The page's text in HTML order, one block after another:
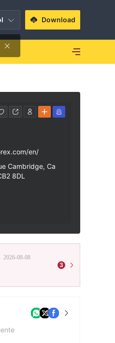
Download
en/
Cambridge, Ca
8DL
2026-08-08
3